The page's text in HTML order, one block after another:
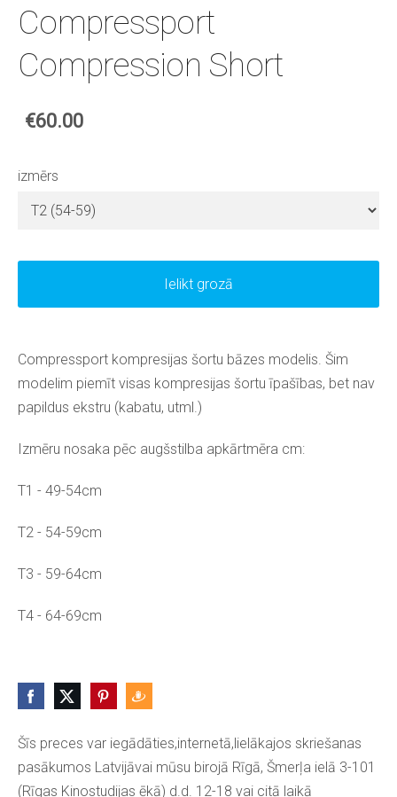
Šīs preces var iegādāties,internetā,lielākajos skriešanas
pasākumos Latvijāvai mūsu birojā Rīgā, Šmerļa ielā 3-101
(Rīgas Kinostudijas ēkā) d.d. 12-18 vai citā laikā
Compressport
Compression Short
€60.00
izmērs
Ielikt grozā
Compressport kompresijas šortu bāzes modelis. Šim
modelim piemīt visas kompresijas šortu īpašības, bet nav
papildus ekstru (kabatu, utml.)
Izmēru nosaka pēc augšstilba apkārtmēra cm:
T1 - 49-54cm
T2 - 54-59cm
T3 - 59-64cm
T4 - 64-69cm